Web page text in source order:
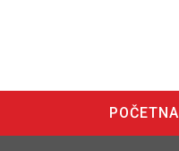
POČETNA